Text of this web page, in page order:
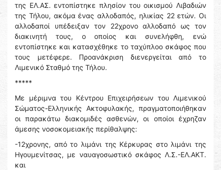
της ΕΛ.ΑΣ. εντοπίστηκε πλησίον του οικισμού Λιβαδιών
της Τήλου, ακόμα ένας αλλοδαπός, ηλικίας 22 ετών. Οι
αλλοδαποί υπέδειξαν τον 22χρονο αλλοδαπό ως τον
διακινητή τους, ο οποίος και συνελήφθη, ενώ
εντοπίστηκε και κατασχέθηκε το ταχύπλοο σκάφος που
τους μετέφερε. Προανάκριση διενεργείται από το
Λιμενικό Σταθμό της Τήλου.
*****
Με μέριμνα του Κέντρου Επιχειρήσεων του Λιμενικού
Σώματος-Ελληνικής Ακτοφυλακής, πραγματοποιήθηκαν
οι παρακάτω διακομιδές ασθενών, οι οποίοι έχρηζαν
άμεσης νοσοκομειακής περίθαλψης:
-12χρονης, από το λιμάνι της Κέρκυρας στο λιμάνι της
Ηγουμενίτσας, με ναυαγοσωστικό σκάφος Λ.Σ.-ΕΛ.ΑΚΤ.
και